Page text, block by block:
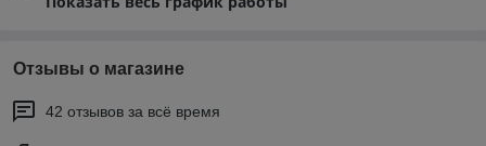
Отзывы о магазине
42 отзывов за всё время